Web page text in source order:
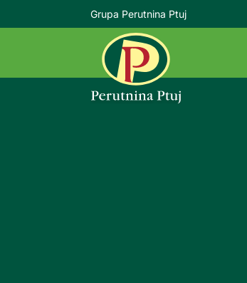
Grupa Perutnina Ptuj